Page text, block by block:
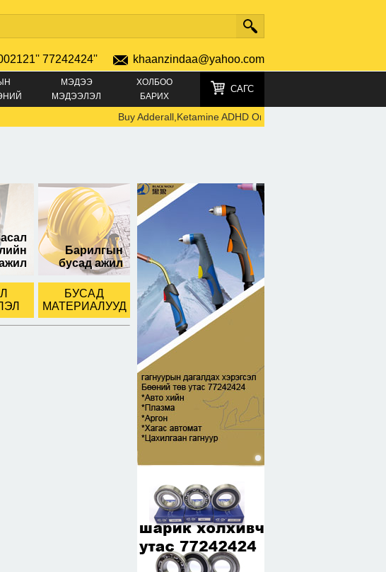
77242424'' khaanzindaa@yahoo.com
МЭДЭЭ
МЭДЭЭЛЭЛ
ХОЛБОО
БАРИХ
САГС
Buy Adderall,Ketamine ADHD Online: TELEGRAM
Барилгын
бусад ажил
БУСАД
МАТЕРИАЛУУД